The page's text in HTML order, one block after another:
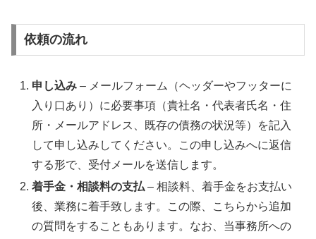
依頼の流れ
申し込み – メールフォーム（ヘッダーやフッターに
入り口あり）に必要事項（貴社名・代表者氏名・住
所・メールアドレス、既存の債務の状況等）を記入
して申し込みしてください。この申し込みへに返信
する形で、受付メールを送信します。
着手金・相談料の支払– 相談料、着手金をお支払い
後、業務に着手致します。この際、こちらから追加
の質問をすることもあります。なお、当事務所への